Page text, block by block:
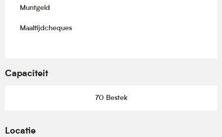
Muntgeld
Maaltijdcheques
Capaciteit
70 Bestek
Locatie